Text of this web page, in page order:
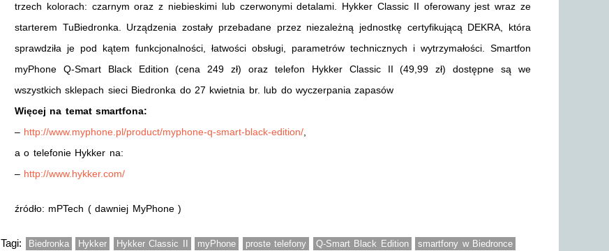
trzech kolorach: czarnym oraz z niebieskimi lub czerwonymi detalami. Hykker Classic II oferowany jest wraz ze
starterem TuBiedronka. Urządzenia zostały przebadane przez niezależną jednostkę certyfikującą DEKRA, która
sprawdziła je pod kątem funkcjonalności, łatwości obsługi, parametrów technicznych i wytrzymałości. Smartfon
myPhone Q-Smart Black Edition (cena 249 zł) oraz telefon Hykker Classic II (49,99 zł) dostępne są we
wszystkich sklepach sieci Biedronka do 27 kwietnia br. lub do wyczerpania zapasów
Więcej na temat smartfona:
– http://www.myphone.pl/product/myphone-q-smart-black-edition/
a o telefonie Hykker na:
– http://www.hykker.com/
źródło: mPTech ( dawniej MyPhone )
Tagi: Biedronka Hykker Hykker Classic II myPhone proste telefony Q-Smart Black Edition smartfony w Biedronce